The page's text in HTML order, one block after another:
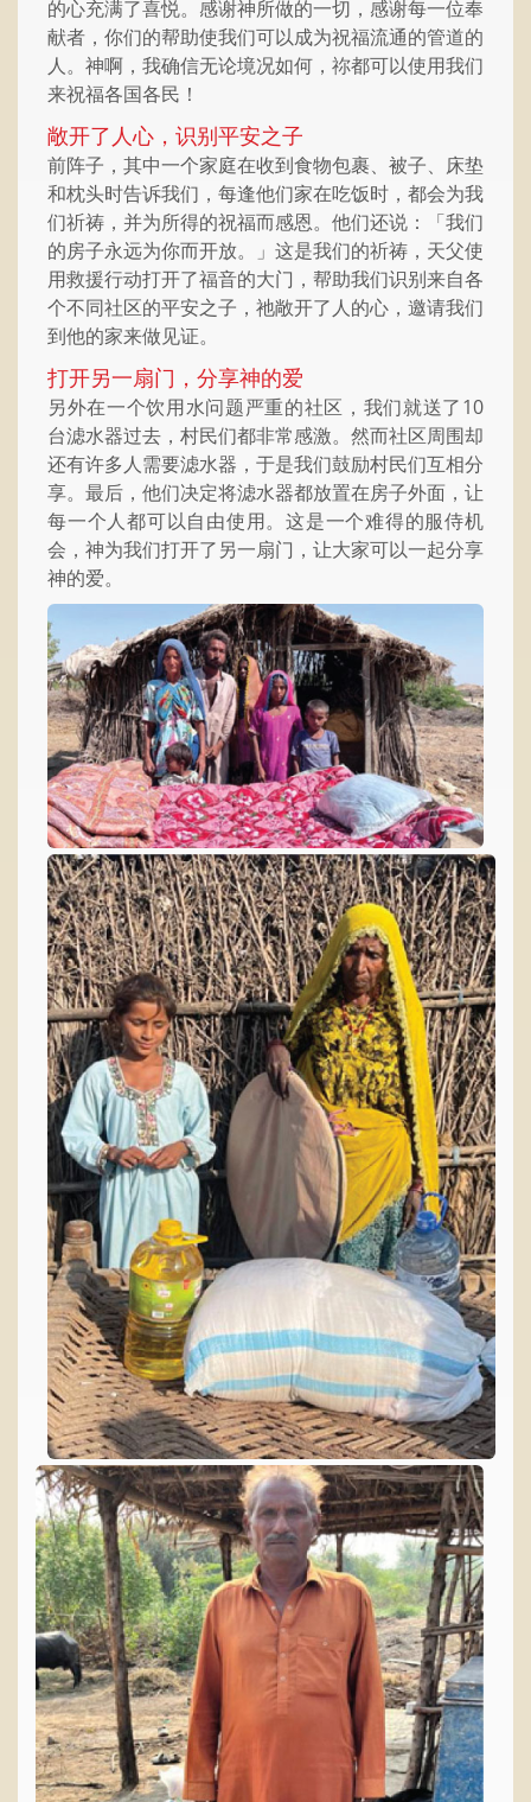
的心充满了喜悦。感谢神所做的一切，感谢每一位奉
献者，你们的帮助使我们可以成为祝福流通的管道的
人。神啊，我确信无论境况如何，祢都可以使用我们
来祝福各国各民！
敞开了人心，识别平安之子
前阵子，其中一个家庭在收到食物包裹、被子、床垫
和枕头时告诉我们，每逢他们家在吃饭时，都会为我
们祈祷，并为所得的祝福而感恩。他们还说：「我们
的房子永远为你而开放。」这是我们的祈祷，天父使
用救援行动打开了福音的大门，帮助我们识别来自各
个不同社区的平安之子，祂敞开了人的心，邀请我们
到他的家来做见证。
打开另一扇门，分享神的爱
另外在一个饮用水问题严重的社区，我们就送了10
台滤水器过去，村民们都非常感激。然而社区周围却
还有许多人需要滤水器，于是我们鼓励村民们互相分
享。最后，他们决定将滤水器都放置在房子外面，让
每一个人都可以自由使用。这是一个难得的服侍机
会，神为我们打开了另一扇门，让大家可以一起分享
神的爱。